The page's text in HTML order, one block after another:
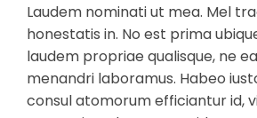
Laudem nominati ut mea. Mel
honestatis in. No est prima
laudem propriae qualisque, ne
menandri laboramus. Habeo
consul atomorum efficiantur id,